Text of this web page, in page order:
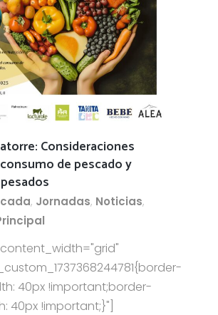
Consideraciones
de pescado y
, Jornadas, Noticias,
40px !important;border-
40px !important;}"]